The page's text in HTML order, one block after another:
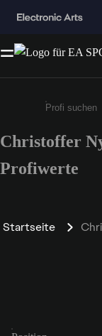
Gib
Christoffer
Profiwerte
Startseite